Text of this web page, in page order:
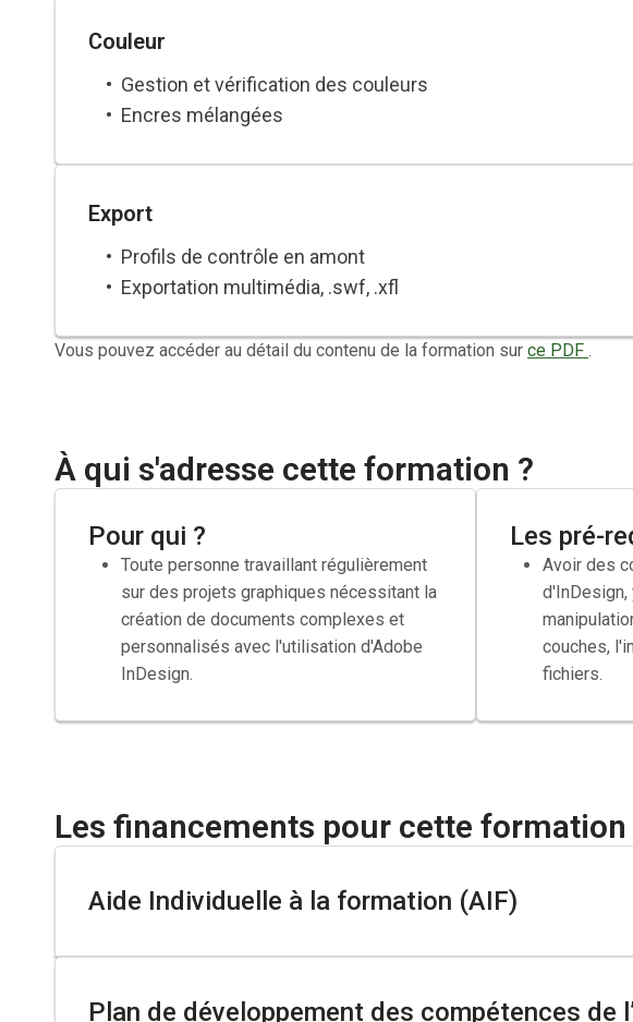
Couleur
Gestion et vérification des couleurs
Encres mélangées
Export
Profils de contrôle en amont
Exportation multimédia, .swf, .xfl
Vous pouvez accéder au détail du contenu de la formation sur ce PDF .
À qui s'adresse cette formation ?
Pour qui ?
Toute personne travaillant régulièrement
sur des projets graphiques nécessitant la
création de documents complexes et
personnalisés avec l'utilisation d'Adobe
InDesign.
Les pré-
Avoir des
couches,
fichiers.
Les financements pour cette formation
Aide Individuelle à la formation (AIF)
Demandeur d’emploi inscrit à Pole Emploi
Plan de développement des compétences de